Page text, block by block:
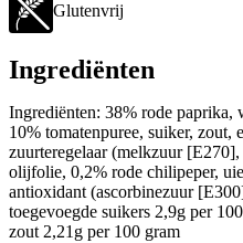
Glutenvrij
Ingrediënten
Ingrediënten: 38% rode paprika,
10% tomatenpuree, suiker, zout,
zuurteregelaar (melkzuur
olijfolie, 0,2% rode chilipeper,
antioxidant (ascorbinezuur
toegevoegde suikers 2,9g per
zout 2,21g per 100 gram